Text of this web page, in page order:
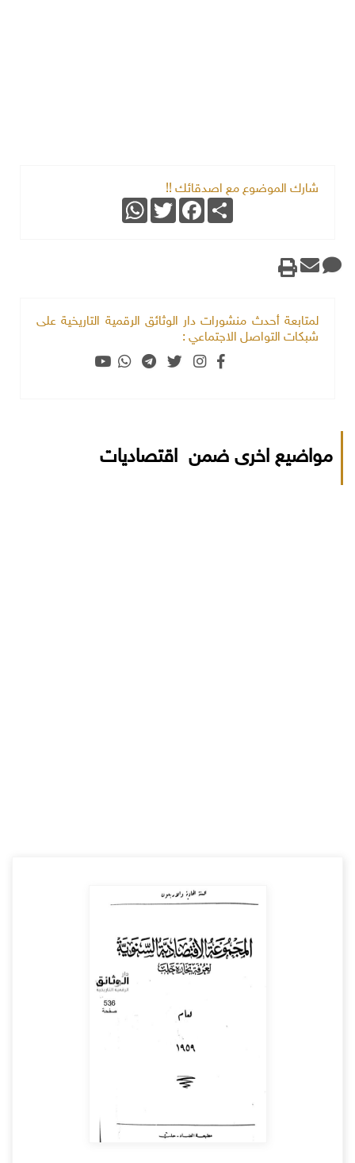
شارك الموضوع مع اصدقائك !!
Share
Facebook
Twitter
WhatsApp
لمتابعة أحدث منشورات دار الوثائق الرقمية التاريخية على
شبكات التواصل الاجتماعي :
مواضيع اخرى ضمن اقتصاديات